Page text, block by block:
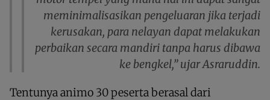
meminimalisasikan pengeluaran jika terjadi
kerusakan, para nelayan dapat melakukan
perbaikan secara mandiri tanpa harus dibawa
ke bengkel,” ujar Asraruddin.
Tentunya animo 30 peserta berasal dari